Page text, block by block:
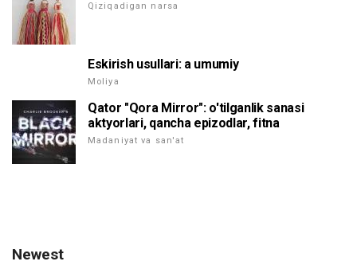
Qiziqadigan narsa
Eskirish usullari: a umumiy
Moliya
Qator "Qora Mirror": o'tilganlik sanasi
aktyorlari, qancha epizodlar, fitna
Madaniyat va san'at
Newest